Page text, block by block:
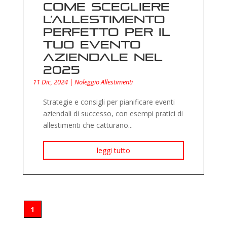
Come scegliere
l’allestimento
perfetto per il
tuo evento
aziendale nel
2025
11 Dic, 2024| Noleggio Allestimenti
Strategie e consigli per pianificare eventi
aziendali di successo, con esempi pratici di
allestimenti che catturano...
leggi tutto
1